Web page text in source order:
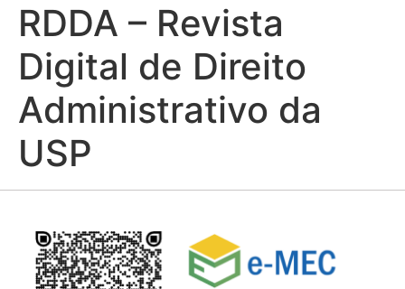
RDDA – Revista
Digital de Direito
Administrativo da
USP